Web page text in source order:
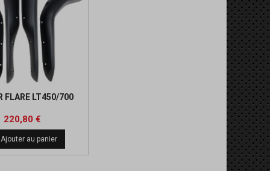
FLARE LT450/700
Prix
220,80 €Prix
de
base
Ajouter au panier